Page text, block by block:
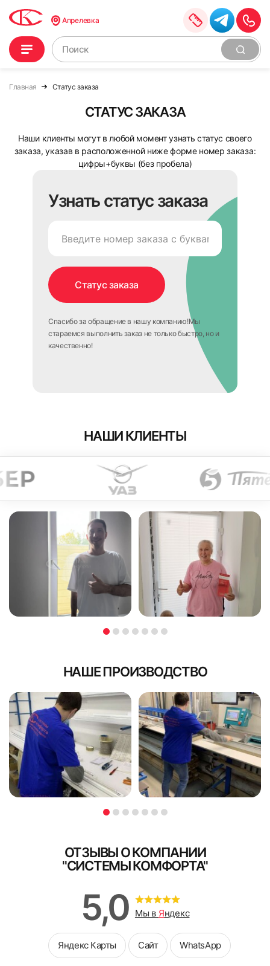
Апрелевка
Главная Статус заказа
СТАТУС ЗАКАЗА
Наши клиенты могут в любой момент узнать статус своего
заказа, указав в расположенной ниже форме номер заказа:
цифры+буквы (без пробела)
Узнать статус заказа
Спасибо за обращение в нашу компанию!Мы
стараемся выполнить заказ не только быстро, но и
качественно!
НАШИ КЛИЕНТЫ
НАШЕ ПРОИЗВОДСТВО
ОТЗЫВЫ О КОМПАНИИ
"СИСТЕМЫ КОМФОРТА"
5,0 Мы в Яндекс
Яндекс Карты Сайт WhatsApp